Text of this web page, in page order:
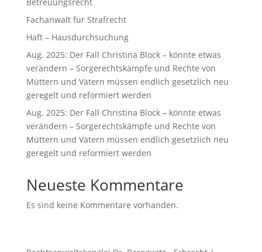
Fachanwalt für Strafrecht
Haft – Hausdurchsuchung
Aug. 2025: Der Fall Christina Block – könnte etwas
verändern – Sorgerechtskämpfe und Rechte von
Müttern und Vätern müssen endlich gesetzlich neu
geregelt und reformiert werden
Aug. 2025: Der Fall Christina Block – könnte etwas
verändern – Sorgerechtskämpfe und Rechte von
Müttern und Vätern müssen endlich gesetzlich neu
geregelt und reformiert werden
Neueste Kommentare
Es sind keine Kommentare vorhanden.